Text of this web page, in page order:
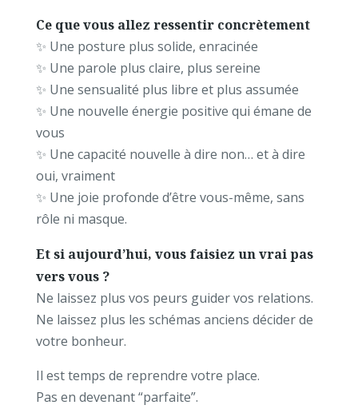
Ce que vous allez ressentir concrètement
✨ Une posture plus solide, enracinée
✨ Une parole plus claire, plus sereine
✨ Une sensualité plus libre et plus assumée
✨ Une nouvelle énergie positive qui émane de
vous
✨ Une capacité nouvelle à dire non… et à dire
oui, vraiment
✨ Une joie profonde d’être vous-même, sans
rôle ni masque.
Et si aujourd’hui, vous faisiez un vrai pas
vers vous ?
Ne laissez plus vos peurs guider vos relations.
Ne laissez plus les schémas anciens décider de
votre bonheur.
Il est temps de reprendre votre place.
Pas en devenant “parfaite”.